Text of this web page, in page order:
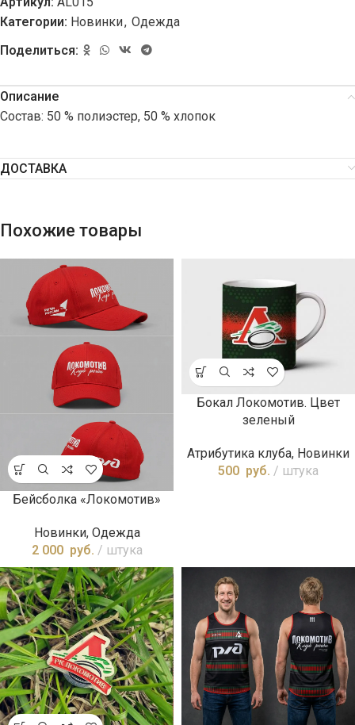
Категории: Новинки, Одежда
Поделиться:
Описание
Состав: 50 % полиэстер, 50 % хлопок
ДОСТАВКА
Похожие товары
Бейсболка «Локомотив»
Новинки, Одежда
2 000 руб. штука
Бокал Локомотив. Цвет
зеленый
Атрибутика клуба, Новинки
500 руб. штука